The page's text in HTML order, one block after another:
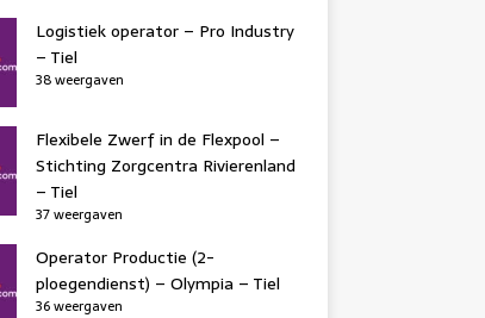
Logistiek operator – Pro Industry
– Tiel
38 weergaven
Flexibele Zwerf in de Flexpool –
Stichting Zorgcentra Rivierenland
– Tiel
37 weergaven
Operator Productie (2-
ploegendienst) – Olympia – Tiel
36 weergaven